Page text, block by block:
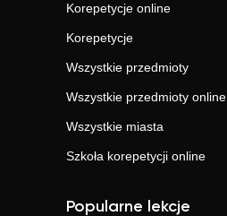
Korepetycje online
Korepetycje
Wszystkie przedmioty
Wszystkie przedmioty online
Wszystkie miasta
Szkoła korepetycji online
Popularne lekcje